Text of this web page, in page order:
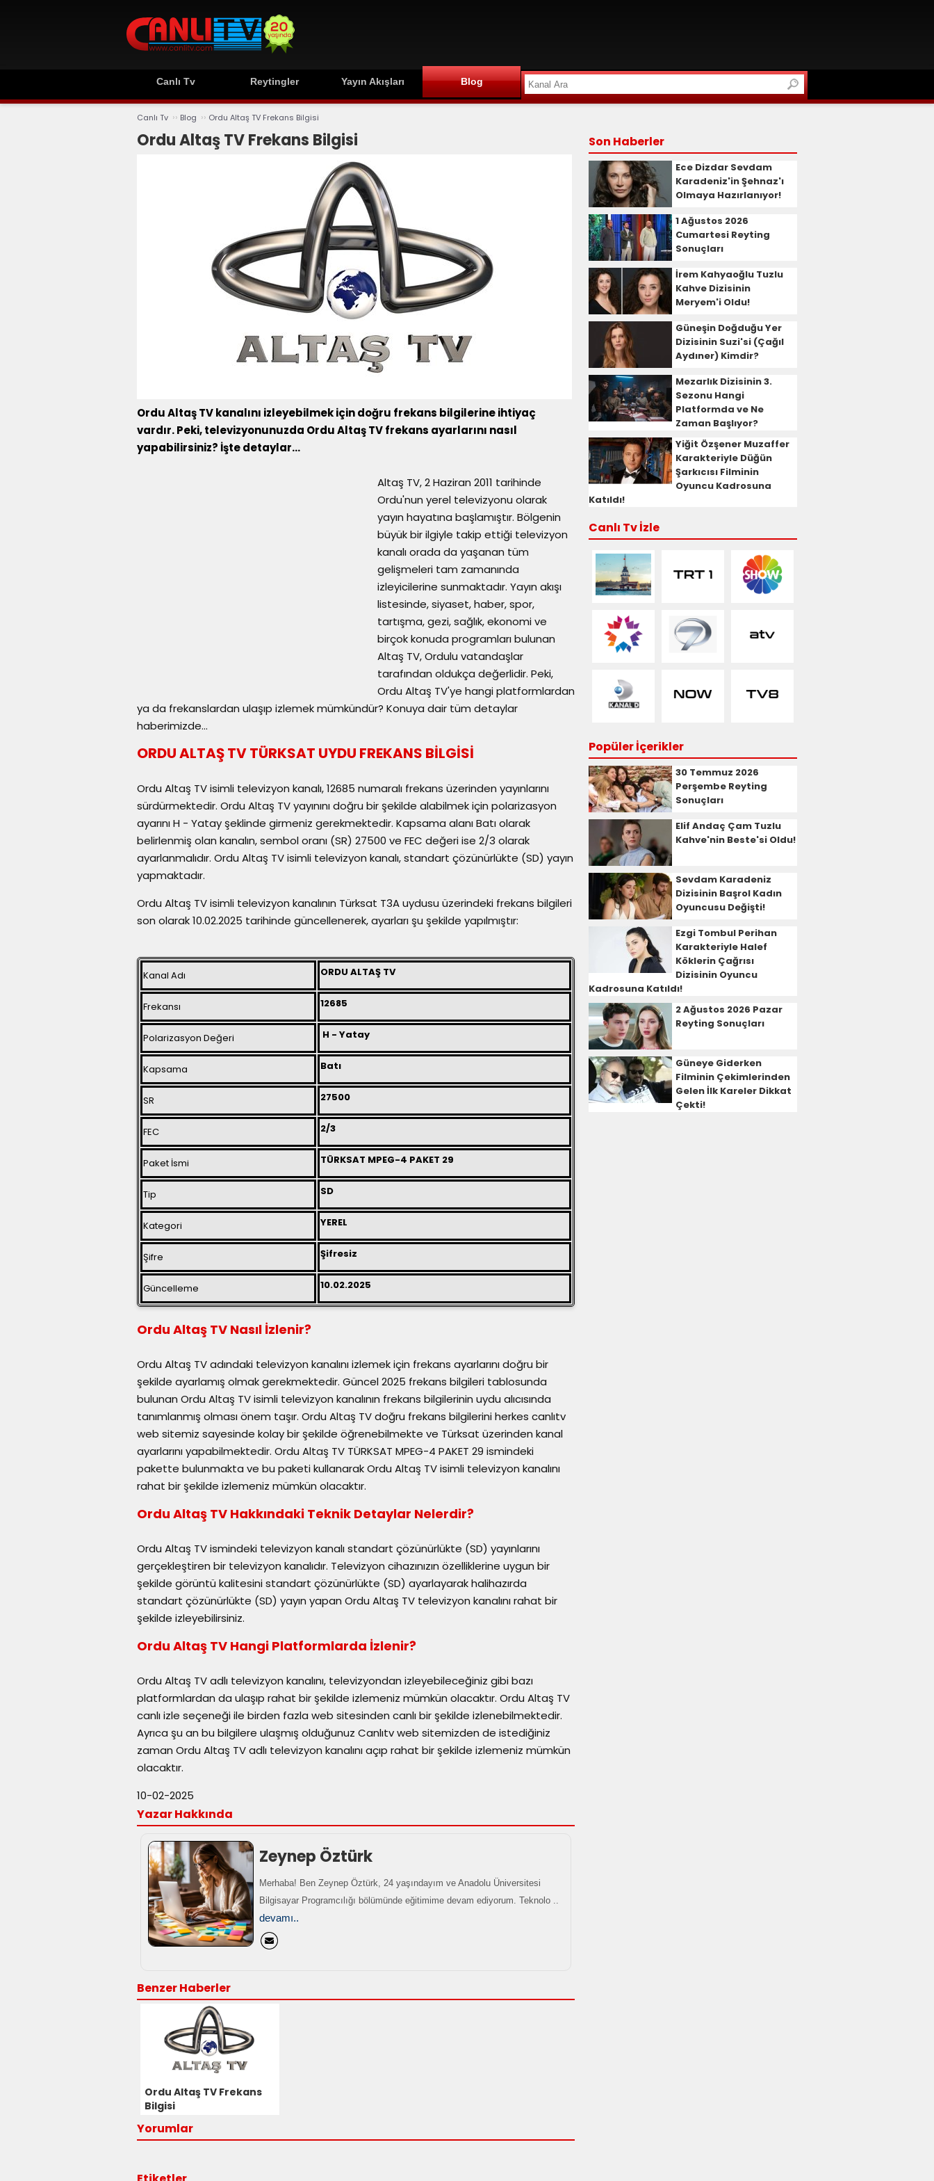
Canlı Tv Reytingler Yayın Akışları Blog
Canlı Tv ›› Blog ›› Ordu Altaş TV Frekans Bilgisi
Ordu Altaş TV Frekans Bilgisi
Ordu Altaş TV kanalını izleyebilmek için doğru frekans bilgilerine ihtiyaç
vardır. Peki, televizyonunuzda Ordu Altaş TV frekans ayarlarını nasıl
yapabilirsiniz? İşte detaylar...
Altaş TV, 2 Haziran 2011 tarihinde
Ordu'nun yerel televizyonu olarak
yayın hayatına başlamıştır. Bölgenin
büyük bir ilgiyle takip ettiği televizyon
kanalı orada da yaşanan tüm
gelişmeleri tam zamanında
izleyicilerine sunmaktadır. Yayın akışı
listesinde, siyaset, haber, spor,
tartışma, gezi, sağlık, ekonomi ve
birçok konuda programları bulunan
Altaş TV, Ordulu vatandaşlar
tarafından oldukça değerlidir. Peki,
Ordu Altaş TV'ye hangi platformlardan
ya da frekanslardan ulaşıp izlemek mümkündür? Konuya dair tüm detaylar
haberimizde...
ORDU ALTAŞ TV TÜRKSAT UYDU FREKANS BİLGİSİ
Ordu Altaş TV isimli televizyon kanalı, 12685 numaralı frekans üzerinden yayınlarını
sürdürmektedir. Ordu Altaş TV yayınını doğru bir şekilde alabilmek için polarizasyon
ayarını H - Yatay şeklinde girmeniz gerekmektedir. Kapsama alanı Batı olarak
belirlenmiş olan kanalın, sembol oranı (SR) 27500 ve FEC değeri ise 2/3 olarak
ayarlanmalıdır. Ordu Altaş TV isimli televizyon kanalı, standart çözünürlükte (SD) yayın
yapmaktadır.
Ordu Altaş TV isimli televizyon kanalının Türksat T3A uydusu üzerindeki frekans bilgileri
son olarak 10.02.2025 tarihinde güncellenerek, ayarları şu şekilde yapılmıştır:
Kanal Adı ORDU ALTAŞ TV
Frekansı 12685
Polarizasyon Değeri H - Yatay
Kapsama Batı
SR 27500
FEC 2/3
Paket İsmi TÜRKSAT MPEG-4 PAKET 29
Tip SD
Kategori YEREL
Şifre Şifresiz
Güncelleme 10.02.2025
Ordu Altaş TV Nasıl İzlenir?
Ordu Altaş TV adındaki televizyon kanalını izlemek için frekans ayarlarını doğru bir
şekilde ayarlamış olmak gerekmektedir. Güncel 2025 frekans bilgileri tablosunda
bulunan Ordu Altaş TV isimli televizyon kanalının frekans bilgilerinin uydu alıcısında
tanımlanmış olması önem taşır. Ordu Altaş TV doğru frekans bilgilerini herkes canlıtv
web sitemiz sayesinde kolay bir şekilde öğrenebilmekte ve Türksat üzerinden kanal
ayarlarını yapabilmektedir. Ordu Altaş TV TÜRKSAT MPEG-4 PAKET 29 ismindeki
pakette bulunmakta ve bu paketi kullanarak Ordu Altaş TV isimli televizyon kanalını
rahat bir şekilde izlemeniz mümkün olacaktır.
Ordu Altaş TV Hakkındaki Teknik Detaylar Nelerdir?
Ordu Altaş TV ismindeki televizyon kanalı standart çözünürlükte (SD) yayınlarını
gerçekleştiren bir televizyon kanalıdır. Televizyon cihazınızın özelliklerine uygun bir
şekilde görüntü kalitesini standart çözünürlükte (SD) ayarlayarak halihazırda
standart çözünürlükte (SD) yayın yapan Ordu Altaş TV televizyon kanalını rahat bir
şekilde izleyebilirsiniz.
Ordu Altaş TV Hangi Platformlarda İzlenir?
Ordu Altaş TV adlı televizyon kanalını, televizyondan izleyebileceğiniz gibi bazı
platformlardan da ulaşıp rahat bir şekilde izlemeniz mümkün olacaktır. Ordu Altaş TV
canlı izle seçeneği ile birden fazla web sitesinden canlı bir şekilde izlenebilmektedir.
Ayrıca şu an bu bilgilere ulaşmış olduğunuz Canlıtv web sitemizden de istediğiniz
zaman Ordu Altaş TV adlı televizyon kanalını açıp rahat bir şekilde izlemeniz mümkün
olacaktır.
10-02-2025
Yazar Hakkında
Zeynep Öztürk
Merhaba! Ben Zeynep Öztürk, 24 yaşındayım ve Anadolu Üniversitesi
Bilgisayar Programcılığı bölümünde eğitimime devam ediyorum. Teknolo ..
devamı..
Benzer Haberler
Ordu Altaş TV Frekans
Bilgisi
Yorumlar
Son Haberler
Ece Dizdar Sevdam
Karadeniz'in Şehnaz'ı
Olmaya Hazırlanıyor!
1 Ağustos 2026
Cumartesi Reyting
Sonuçları
İrem Kahyaoğlu Tuzlu
Kahve Dizisinin
Meryem'i Oldu!
Güneşin Doğduğu Yer
Dizisinin Suzi'si (Çağıl
Aydıner) Kimdir?
Mezarlık Dizisinin 3.
Sezonu Hangi
Platformda ve Ne
Zaman Başlıyor?
Yiğit Özşener Muzaffer
Karakteriyle Düğün
Şarkıcısı Filminin
Oyuncu Kadrosuna
Katıldı!
Canlı Tv İzle
Popüler İçerikler
30 Temmuz 2026
Perşembe Reyting
Sonuçları
Elif Andaç Çam Tuzlu
Kahve'nin Beste'si Oldu!
Sevdam Karadeniz
Dizisinin Başrol Kadın
Oyuncusu Değişti!
Ezgi Tombul Perihan
Karakteriyle Halef
Köklerin Çağrısı
Dizisinin Oyuncu
Kadrosuna Katıldı!
2 Ağustos 2026 Pazar
Reyting Sonuçları
Güneye Giderken
Filminin Çekimlerinden
Gelen İlk Kareler Dikkat
Çekti!